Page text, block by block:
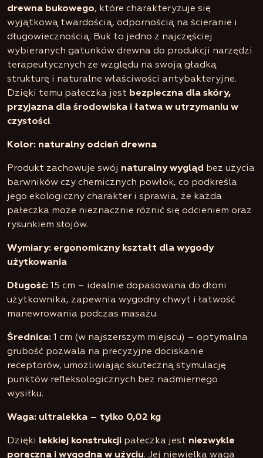
drewna bukowego, które charakteryzuje się
wyjątkową twardością, odpornością na ścieranie i
długowiecznością. Buk to jedno z najczęściej
wybieranych gatunków drewna do produkcji narzędzi
terapeutycznych ze względu na swoją gładką
strukturę i naturalne właściwości antybakteryjne.
Dzięki temu pałeczka jest bezpieczna dla skóry,
przyjazna dla środowiska i łatwa w utrzymaniu w
czystości.
Kolor: naturalny odcień drewna
Produkt zachowuje swój naturalny wygląd
bez użycia
barwników czy chemicznych powłok, co podkreśla
jego ekologiczny charakter i sprawia, że każda
pałeczka może nieznacznie różnić się odcieniem oraz
rysunkiem słojów.
Wymiary: ergonomiczny kształt dla wygody
użytkowania
Długość: 15 cm – idealnie dopasowana do dłoni
użytkownika, zapewnia wygodny chwyt i łatwość
manewrowania podczas masażu.
Średnica: 1 cm (w najszerszym miejscu) – optymalna
grubość pozwala na precyzyjne dociskanie
receptorów, umożliwiając skuteczną stymulację
punktów refleksologicznych bez nadmiernego
wysiłku.
Waga: ultralekka – tylko 0,02 kg
Dzięki lekkiej konstrukcji pałeczka jest niezwykle
poręczna i wygodna w użyciu. Jej niewielka waga